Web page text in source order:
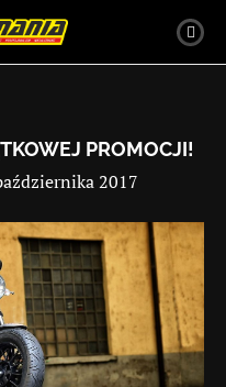
PROMOCJI!
2017